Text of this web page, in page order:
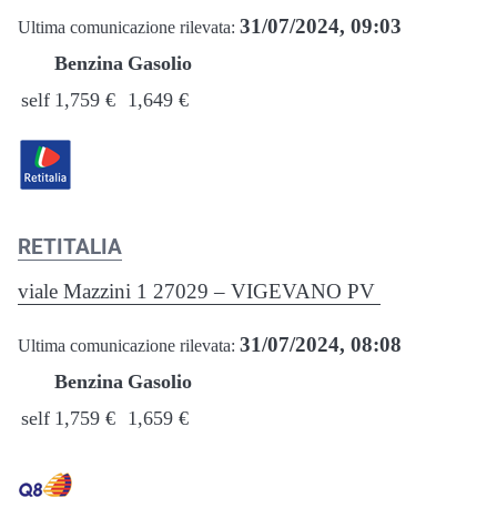
Ultima comunicazione rilevata: 31/07/2024, 09:03
Benzina Gasolio
self 1,759 € 1,649 €
RETITALIA
viale Mazzini 1 27029 – VIGEVANO PV
Ultima comunicazione rilevata: 31/07/2024, 08:08
Benzina Gasolio
self 1,759 € 1,659 €